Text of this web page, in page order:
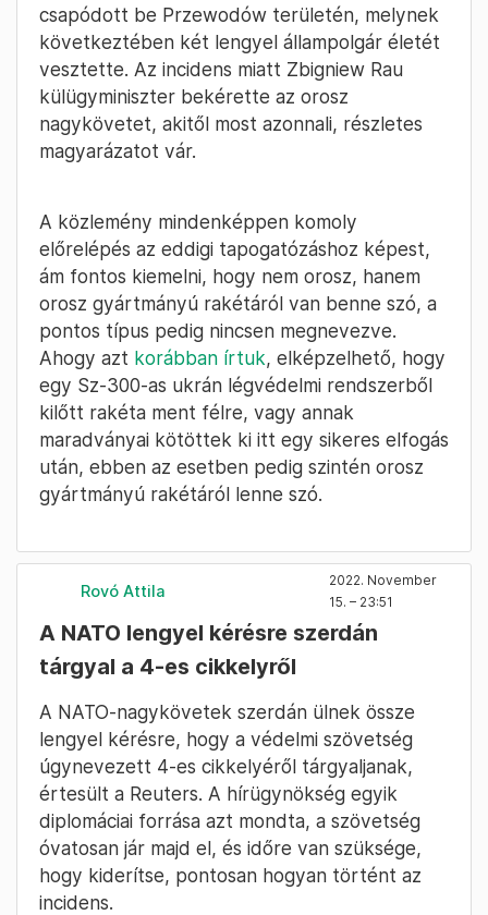
csapódott be Przewodów területén, melynek
következtében két lengyel állampolgár életét
vesztette. Az incidens miatt Zbigniew Rau
külügyminiszter bekérette az orosz
nagykövetet, akitől most azonnali, részletes
magyarázatot vár.
A közlemény mindenképpen komoly
előrelépés az eddigi tapogatózáshoz képest,
ám fontos kiemelni, hogy nem orosz, hanem
orosz gyártmányú rakétáról van benne szó, a
pontos típus pedig nincsen megnevezve.
Ahogy azt korábban írtuk, elképzelhető, hogy
egy Sz-300-as ukrán légvédelmi rendszerből
kilőtt rakéta ment félre, vagy annak
maradványai kötöttek ki itt egy sikeres elfogás
után, ebben az esetben pedig szintén orosz
gyártmányú rakétáról lenne szó.
Rovó Attila
2022. November
15. – 23:51
A NATO lengyel kérésre szerdán
tárgyal a 4-es cikkelyről
A NATO-nagykövetek szerdán ülnek össze
lengyel kérésre, hogy a védelmi szövetség
úgynevezett 4-es cikkelyéről tárgyaljanak,
értesült a Reuters. A hírügynökség egyik
diplomáciai forrása azt mondta, a szövetség
óvatosan jár majd el, és időre van szüksége,
hogy kiderítse, pontosan hogyan történt az
incidens.